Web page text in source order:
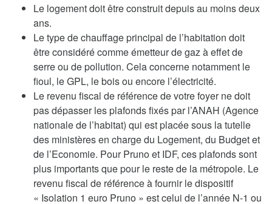
Le logement doit être construit depuis au moins deux
ans.
Le type de chauffage principal de l’habitation doit
être considéré comme émetteur de gaz à effet de
serre ou de pollution. Cela concerne notamment le
fioul, le GPL, le bois ou encore l’électricité.
Le revenu fiscal de référence de votre foyer ne doit
pas dépasser les plafonds fixés par l’ANAH (Agence
nationale de l’habitat) qui est placée sous la tutelle
des ministères en charge du Logement, du Budget et
de l’Economie. Pour Pruno et IDF, ces plafonds sont
plus importants que pour le reste de la métropole. Le
revenu fiscal de référence à fournir le dispositif
« Isolation 1 euro Pruno » est celui de l’année N-1 ou